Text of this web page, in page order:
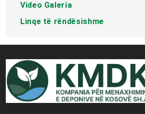
Video Galeria
Linqe të rëndësishme